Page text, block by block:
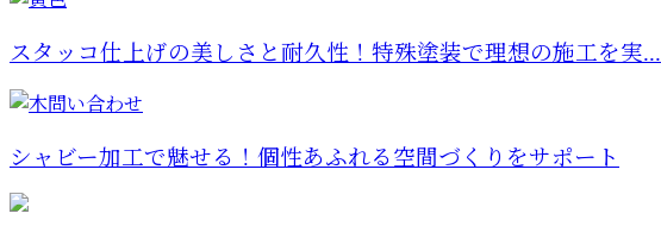
スタッコ仕上げの美しさと耐久性！特殊塗装で理想の施工を実...
シャビー加工で魅せる！個性あふれる空間づくりをサポート